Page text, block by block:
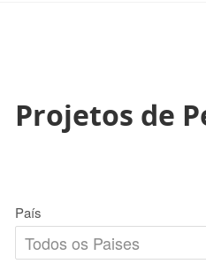
Projetos de
País